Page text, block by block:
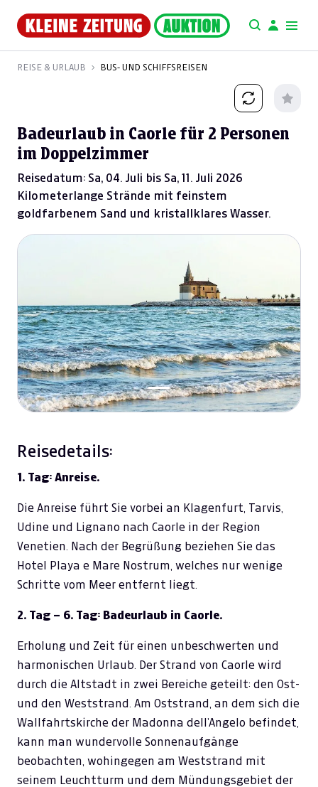
REISE & URLAUB BUS- UND SCHIFFSREISEN
Badeurlaub in Caorle für 2 Personen
im Doppelzimmer
Reisedatum: Sa, 04. Juli bis Sa, 11. Juli 2026
Kilometerlange Strände mit feinstem
goldfarbenem Sand und kristallklares Wasser.
Reisedetails:
1. Tag: Anreise.
Die Anreise führt Sie vorbei an Klagenfurt, Tarvis,
Udine und Lignano nach Caorle in der Region
Venetien. Nach der Begrüßung beziehen Sie das
Hotel Playa e Mare Nostrum, welches nur wenige
Schritte vom Meer entfernt liegt.
2. Tag – 6. Tag: Badeurlaub in Caorle.
Erholung und Zeit für einen unbeschwerten und
harmonischen Urlaub. Der Strand von Caorle wird
durch die Altstadt in zwei Bereiche geteilt: den Ost-
und den Weststrand. Am Oststrand, an dem sich die
Wallfahrtskirche der Madonna dell’Angelo befindet,
kann man wundervolle Sonnenaufgänge
beobachten, wohingegen am Weststrand mit
seinem Leuchtturm und dem Mündungsgebiet der